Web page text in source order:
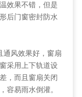
效果不错，但是
后门窗密封防水
通风效果好，窗扇
采用上下轨道设
，而且窗扇关闭
容易雨水倒灌。